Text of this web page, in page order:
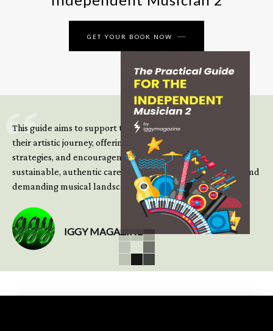
GET YOUR BOOK NOW
This guide aims to support those climbing the next steps of
their artistic journey, offering practical insight, updated
strategies, and encouragement to continue building
sustainable, authentic careers in an increasingly complex and
demanding musical landscape.
IGGY MAGAZINE